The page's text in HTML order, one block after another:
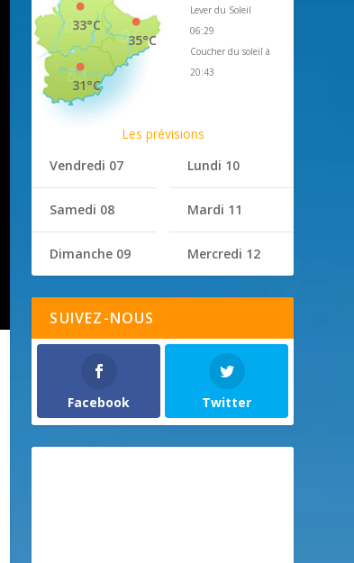
35°C
33°C
31°C
Lever du Soleil
06:29
Coucher du soleil à
20:43
Les prévisions
Vendredi 07
Samedi 08
Dimanche 09
Lundi 10
Mardi 11
Mercredi 12
SUIVEZ-NOUS
Facebook Twitter